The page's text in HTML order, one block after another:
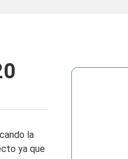
la
ya que